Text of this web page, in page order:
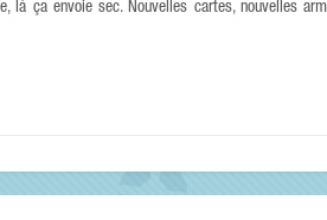
là ça envoie sec. Nouvelles cartes, nouvelles